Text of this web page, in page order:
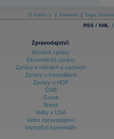
O Patria.cz Reklama Mapa Stránek
RSS / XML |
Zpravodajství:
Akciové zprávy
Ekonomické zprávy
Zprávy o měnách a sazbách
Zprávy o komoditách
Zprávy o HDP
ČNB
Grexit
Brexit
Volby v USA
Video zpravodajství
Investiční komentáře